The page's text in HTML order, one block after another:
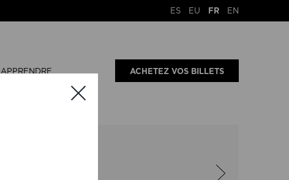
ES EU FR EN
APPRENDRE ACHETEZ VOS BILLETS